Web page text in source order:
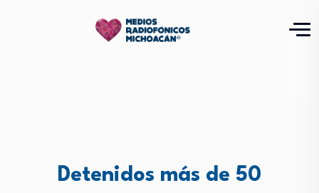
Detenidos más de 50